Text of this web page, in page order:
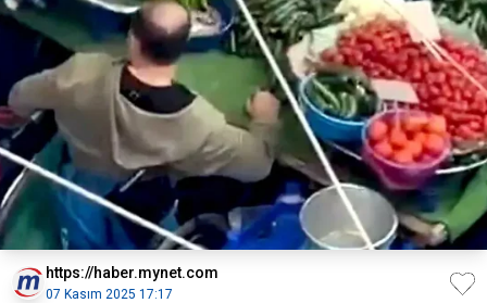
https://haber.mynet.com
07 Kasım 2025 17:17